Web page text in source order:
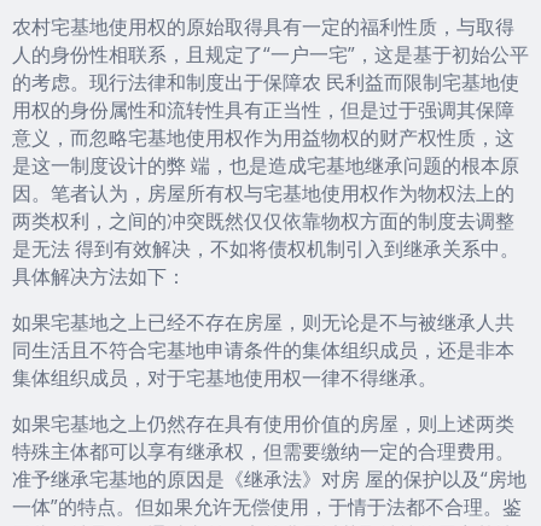
农村宅基地使用权的原始取得具有一定的福利性质，与取得
人的身份性相联系，且规定了“一户一宅”，这是基于初始公平
的考虑。现行法律和制度出于保障农 民利益而限制宅基地使
用权的身份属性和流转性具有正当性，但是过于强调其保障
意义，而忽略宅基地使用权作为用益物权的财产权性质，这
是这一制度设计的弊 端，也是造成宅基地继承问题的根本原
因。笔者认为，房屋所有权与宅基地使用权作为物权法上的
两类权利，之间的冲突既然仅仅依靠物权方面的制度去调整
是无法 得到有效解决，不如将债权机制引入到继承关系中。
具体解决方法如下：
如果宅基地之上已经不存在房屋，则无论是不与被继承人共
同生活且不符合宅基地申请条件的集体组织成员，还是非本
集体组织成员，对于宅基地使用权一律不得继承。
如果宅基地之上仍然存在具有使用价值的房屋，则上述两类
特殊主体都可以享有继承权，但需要缴纳一定的合理费用。
准予继承宅基地的原因是《继承法》对房 屋的保护以及“房地
一体”的特点。但如果允许无偿使用，于情于法都不合理。鉴